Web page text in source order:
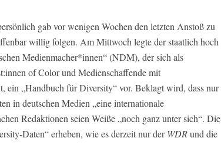
gab vor wenigen Wochen den letzten Anstoß zu
willig folgen. Am Mittwoch legte der staatlich hoch
Medienmacher*innen“ (NDM), der sich als
of Color und Medienschaffende mit
ein „Handbuch für Diversity“ vor. Beklagt wird, dass nur
in deutschen Medien „eine internationale
Redaktionen seien Weiße „noch ganz unter sich“. Die
Daten“ erheben, wie es derzeit nur derWDRund die